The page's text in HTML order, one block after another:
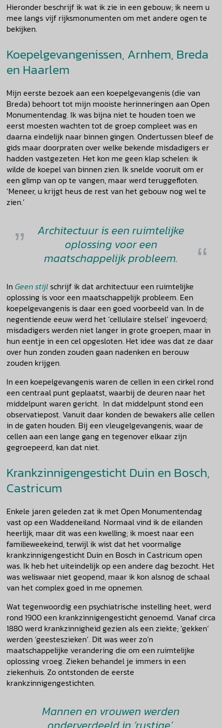
Hieronder beschrijf ik wat ik zie in een gebouw; ik neem u
mee langs vijf rijksmonumenten om met andere ogen te
bekijken.
Koepelgevangenissen, Arnhem, Breda
en Haarlem
Mijn eerste bezoek aan een koepelgevangenis (die van
Breda) behoort tot mijn mooiste herinneringen aan Open
Monumentendag. Ik was bijna niet te houden toen we
eerst moesten wachten tot de groep compleet was en
daarna eindelijk naar binnen gingen. Ondertussen bleef de
gids maar doorpraten over welke bekende misdadigers er
hadden vastgezeten. Het kon me geen klap schelen: ik
wilde de koepel van binnen zien. Ik snelde vooruit om er
een glimp van op te vangen, maar werd teruggefloten.
‘Meneer, u krijgt heus de rest van het gebouw nog wel te
zien.’
Architectuur is een ruimtelijke
oplossing voor een
maatschappelijk probleem.
In Geen stijlschrijf ik dat architectuur een ruimtelijke
oplossing is voor een maatschappelijk probleem. Een
koepelgevangenis is daar een goed voorbeeld van. In de
negentiende eeuw werd het ‘cellulaire stelsel’ ingevoerd;
misdadigers werden niet langer in grote groepen, maar in
hun eentje in een cel opgesloten. Het idee was dat ze daar
over hun zonden zouden gaan nadenken en berouw
zouden krijgen.
In een koepelgevangenis waren de cellen in een cirkel rond
een centraal punt geplaatst, waarbij de deuren naar het
middelpunt waren gericht. In dat middelpunt stond een
observatiepost. Vanuit daar konden de bewakers alle cellen
in de gaten houden. Bij een vleugelgevangenis, waar de
cellen aan een lange gang en tegenover elkaar zijn
gegroepeerd, kan dat niet.
Krankzinnigengesticht Duin en Bosch,
Castricum
Enkele jaren geleden zat ik met Open Monumentendag
vast op een Waddeneiland. Normaal vind ik de eilanden
heerlijk, maar dit was een kwelling; ik moest naar een
familieweekeind, terwijl ik wist dat het voormalige
krankzinnigengesticht Duin en Bosch in Castricum open
was. Ik heb het uiteindelijk op een andere dag bezocht. Het
was weliswaar niet geopend, maar ik kon alsnog de schaal
van het complex goed in me opnemen.
Wat tegenwoordig een psychiatrische instelling heet, werd
rond 1900 een krankzinnigengesticht genoemd. Vanaf circa
1880 werd krankzinnigheid gezien als een ziekte; ‘gekken’
werden ‘geesteszieken’. Dit was weer zo’n
maatschappelijke verandering die om een ruimtelijke
oplossing vroeg. Zieken behandel je immers in een
ziekenhuis. Zo ontstonden de eerste
krankzinnigengestichten.
Mannen en vrouwen werden